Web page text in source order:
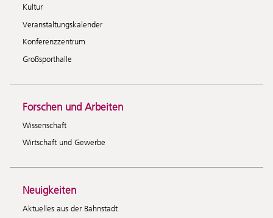
Kultur
Veranstaltungskalender
Konferenzzentrum
Großsporthalle
Forschen und Arbeiten
Wissenschaft
Wirtschaft und Gewerbe
Neuigkeiten
Aktuelles aus der Bahnstadt